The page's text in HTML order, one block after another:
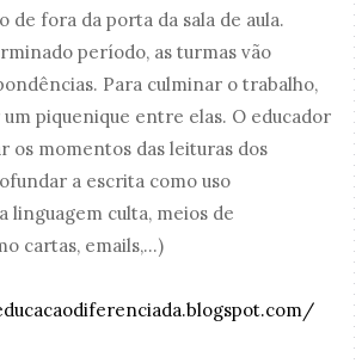
de fora da porta da sala de aula.
período, as turmas vão
Para culminar o trabalho,
piquenique entre elas. O educador
os momentos das leituras dos
a escrita como uso
linguagem culta, meios de
cartas, emails,...)